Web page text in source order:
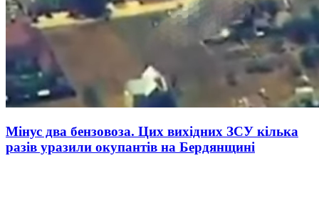
Мінус два бензовоза. Цих вихідних ЗСУ кілька
разів уразили окупантів на Бердянщині